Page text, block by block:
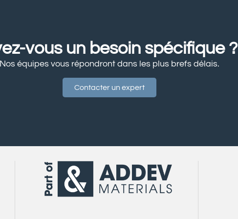
vous un besoin spécifique ?
Nos équipes vous répondront dans les plus brefs délais.
Contacter un expert